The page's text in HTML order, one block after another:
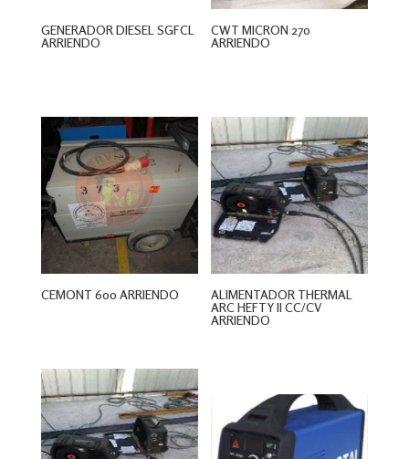
GENERADOR DIESEL SGFCL
ARRIENDO
CWT MICRON 270
ARRIENDO
CEMONT 600 ARRIENDO
ALIMENTADOR THERMAL
ARC HEFTY II CC/CV
ARRIENDO